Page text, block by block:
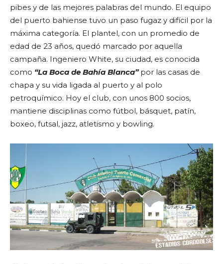
pibes y de las mejores palabras del mundo. El equipo
del puerto bahiense tuvo un paso fugaz y difícil por la
máxima categoría. El plantel, con un promedio de
edad de 23 años, quedó marcado por aquella
campaña. Ingeniero White, su ciudad, es conocida
como “La Boca de Bahía Blanca”por las casas de
chapa y su vida ligada al puerto y al polo
petroquímico. Hoy el club, con unos 800 socios,
mantiene disciplinas como fútbol, básquet, patín,
boxeo, futsal, jazz, atletismo y bowling.